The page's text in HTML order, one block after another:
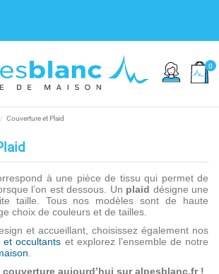
0
Couverture et Plaid
à une pièce de tissu qui permet de
l’on est dessous. Un plaid désigne une
taille. Tous nos modèles sont de haute
choix de couleurs et de tailles.
et accueillant, choisissez également nos
et occultants et explorez l’ensemble de notre
couverture aujourd’hui sur alpesblanc.fr !